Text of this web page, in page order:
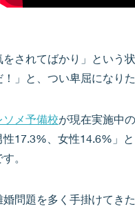
をされてばかり」という
」と、つい卑屈になり
メ予備校が現在実施中
17.3%、女性14.6%」
。
問題を多く手掛けてきた